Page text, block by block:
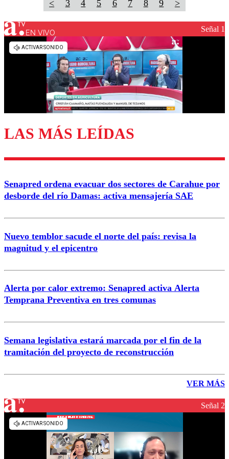
< 3 4 5 6 7 8 9 >
EN VIVO Señal 1
LAS MÁS LEÍDAS
Senapred ordena evacuar dos sectores de Carahue por
desborde del río Damas: activa mensajería SAE
Nuevo temblor sacude el norte del país: revisa la
magnitud y el epicentro
Alerta por calor extremo: Senapred activa Alerta
Temprana Preventiva en tres comunas
Semana legislativa estará marcada por el fin de la
tramitación del proyecto de reconstrucción
VER MÁS
Señal 2